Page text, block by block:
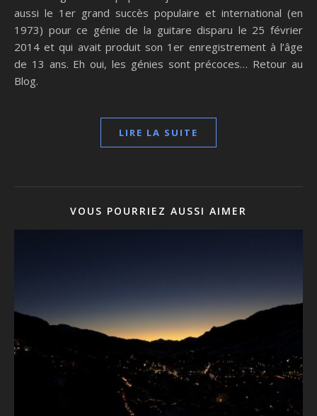
aussi le 1er grand succès populaire et international (en
1973) pour ce génie de la guitare disparu le 25 février
2014 et qui avait produit son 1er enregistrement à l’âge
de 13 ans. Eh oui, les génies sont précoces… Retour au
Blog.
LIRE LA SUITE
VOUS POURRIEZ AUSSI AIMER